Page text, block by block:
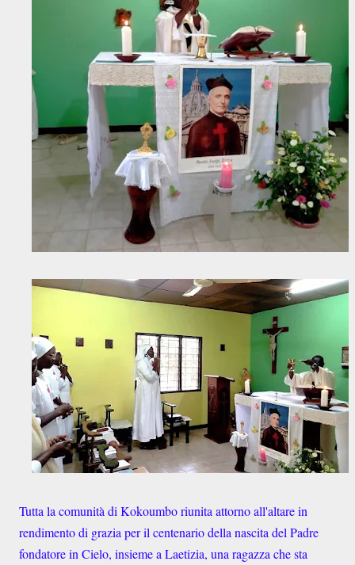
Tutta la comunità di Kokoumbo riunita attorno all'altare in
rendimento di grazia per il centenario della nascita del Padre
fondatore in Cielo, insieme a Laetizia, una ragazza che sta